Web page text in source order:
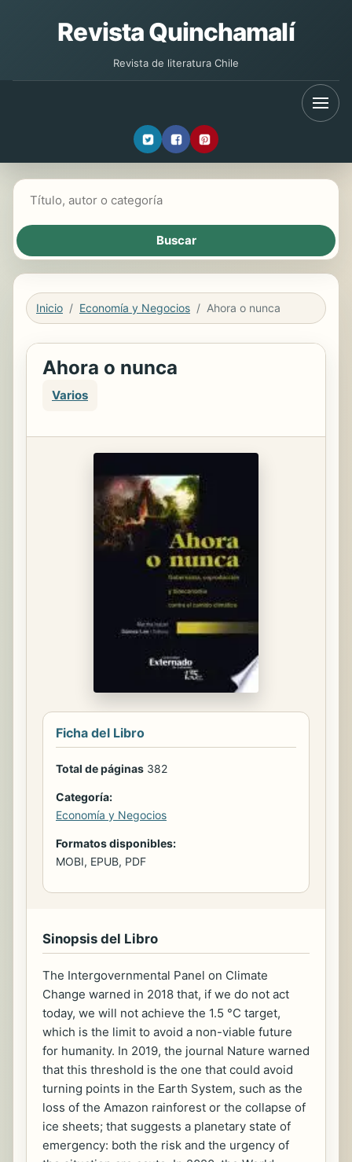
Revista Quinchamalí
Revista de literatura Chile
Inicio Economía y Negocios Ahora o nunca
Ahora o nunca
Varios
Ficha del Libro
Total de páginas 382
Categoría:
Economía y Negocios
Formatos disponibles:
MOBI, EPUB, PDF
Sinopsis del Libro
The Intergovernmental Panel on Climate
Change warned in 2018 that, if we do not act
today, we will not achieve the 1.5 °C target,
which is the limit to avoid a non-viable future
for humanity. In 2019, the journal Nature warned
that this threshold is the one that could avoid
turning points in the Earth System, such as the
loss of the Amazon rainforest or the collapse of
ice sheets; that suggests a planetary state of
emergency: both the risk and the urgency of